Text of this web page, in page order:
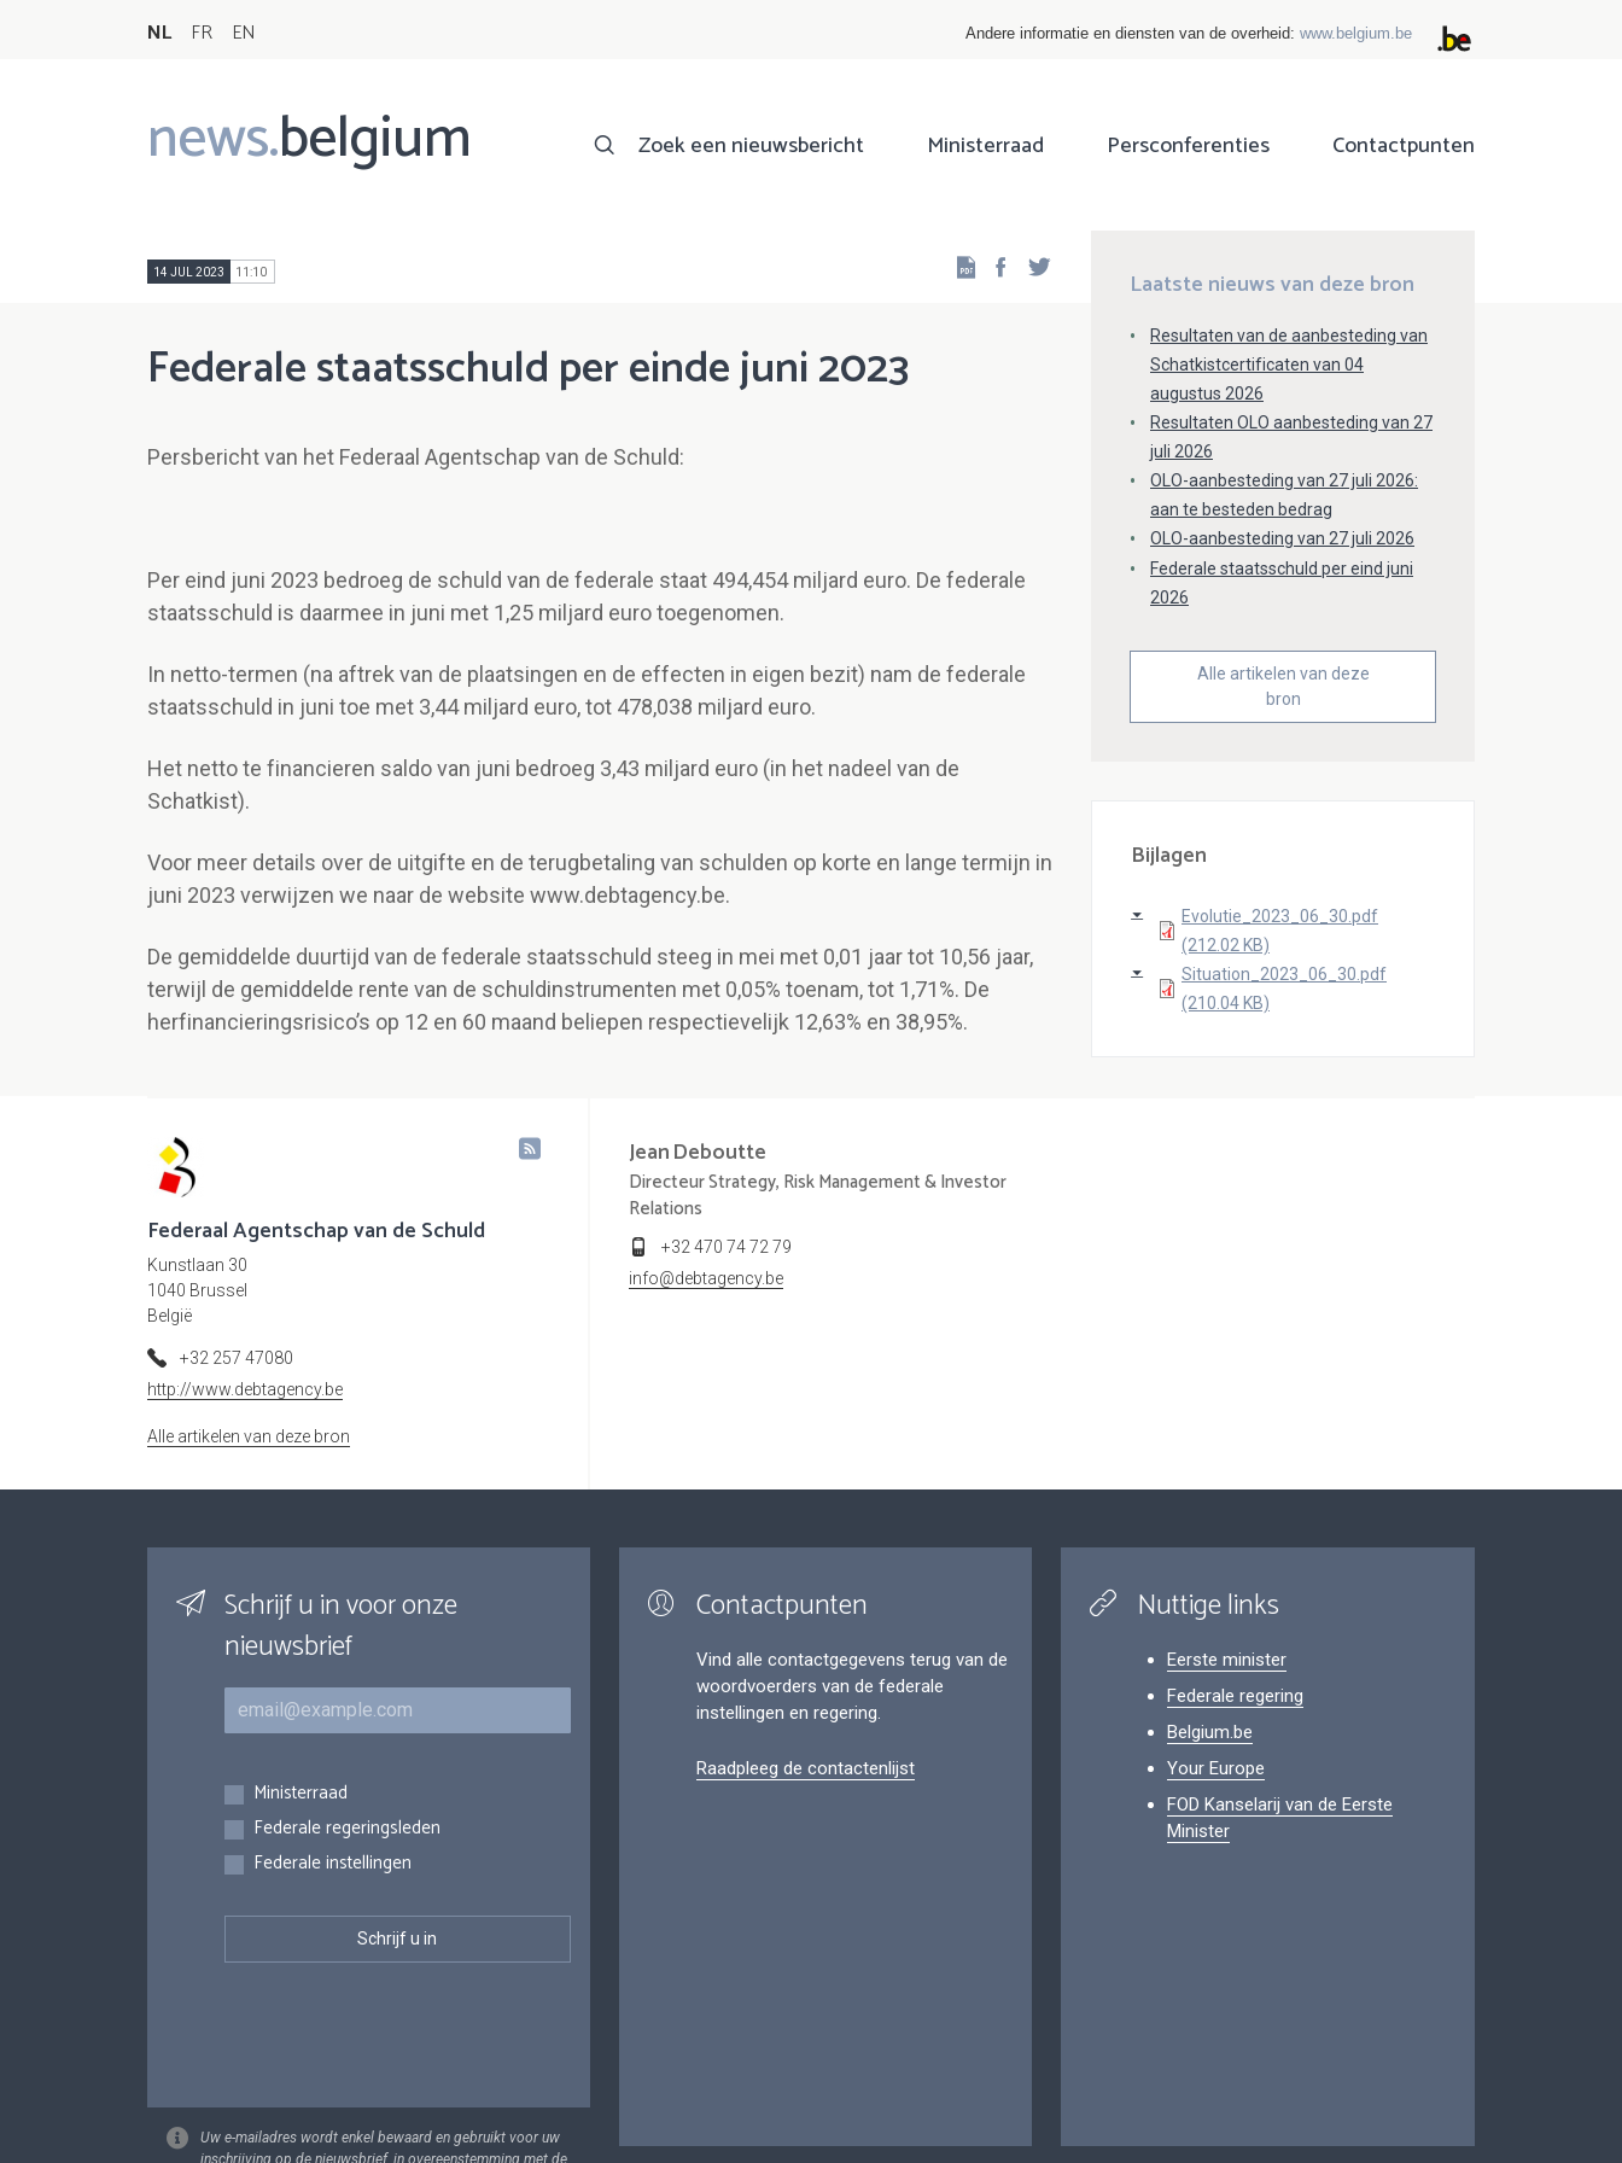
NL FR EN Andere informatie en diensten van de overheid: www.belgium.be
news.belgium
Main
navigation
Zoek een nieuwsbericht Ministerraad Persconferenties Contactpunten
14 JUL 2023 11:10 Facebook
Federale staatsschuld per einde juni 2023
Persbericht van het Federaal Agentschap van de Schuld:
Per eind juni 2023 bedroeg de schuld van de federale staat 494,454 miljard euro. De federale
staatsschuld is daarmee in juni met 1,25 miljard euro toegenomen.
In netto-termen (na aftrek van de plaatsingen en de effecten in eigen bezit) nam de federale
staatsschuld in juni toe met 3,44 miljard euro, tot 478,038 miljard euro.
Het netto te financieren saldo van juni bedroeg 3,43 miljard euro (in het nadeel van de
Schatkist).
Voor meer details over de uitgifte en de terugbetaling van schulden op korte en lange termijn in
juni 2023 verwijzen we naar de website www.debtagency.be.
De gemiddelde duurtijd van de federale staatsschuld steeg in mei met 0,01 jaar tot 10,56 jaar,
terwijl de gemiddelde rente van de schuldinstrumenten met 0,05% toenam, tot 1,71%. De
herfinancieringsrisico’s op 12 en 60 maand beliepen respectievelijk 12,63% en 38,95%.
Laatste nieuws van deze bron
Resultaten van de aanbesteding van
Schatkistcertificaten van 04
augustus 2026
Resultaten OLO aanbesteding van 27
juli 2026
OLO-aanbesteding van 27 juli 2026:
aan te besteden bedrag
OLO-aanbesteding van 27 juli 2026
Federale staatsschuld per eind juni
2026
Alle artikelen van deze
bron
Bijlagen
Evolutie_2023_06_30.pdf
(212.02 KB)
Situation_2023_06_30.pdf
(210.04 KB)
Federaal Agentschap van de Schuld
Kunstlaan 30
1040 Brussel
België
+32 257 47080
http://www.debtagency.be
Alle artikelen van deze bron
JeanDeboutte
Directeur Strategy, Risk Management & Investor
Relations
+32 470 74 72 79
info@debtagency.be
Schrijf u in voor onze
nieuwsbrief
E-mail
Inschrijvingen
Ministerraad
Federale regeringsleden
Federale instellingen
Uw e-mailadres wordt enkel bewaard en gebruikt voor uw
inschrijving op de nieuwsbrief, in overeenstemming met de
Contactpunten
Vind alle contactgegevens terug van de
woordvoerders van de federale
instellingen en regering.
Raadpleeg de contactenlijst
Nuttige links
Eerste minister
Federale regering
Belgium.be
Your Europe
FOD Kanselarij van de Eerste
Minister